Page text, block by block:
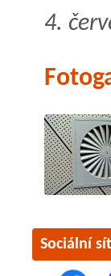
4.
Sociální